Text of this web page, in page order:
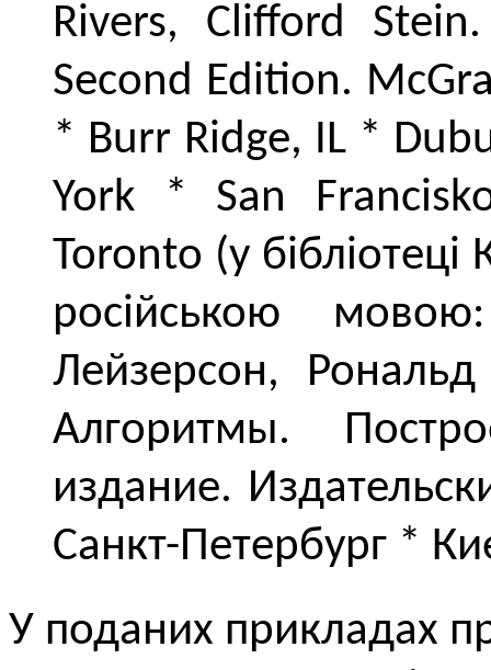
Rivers, Clifford
Second Edition.
* Burr Ridge, IL *
York * San
Toronto (у
російською
Лейзерсон,
Алгоритмы.
издание.
Санкт-Петербург *
У поданих прикладах